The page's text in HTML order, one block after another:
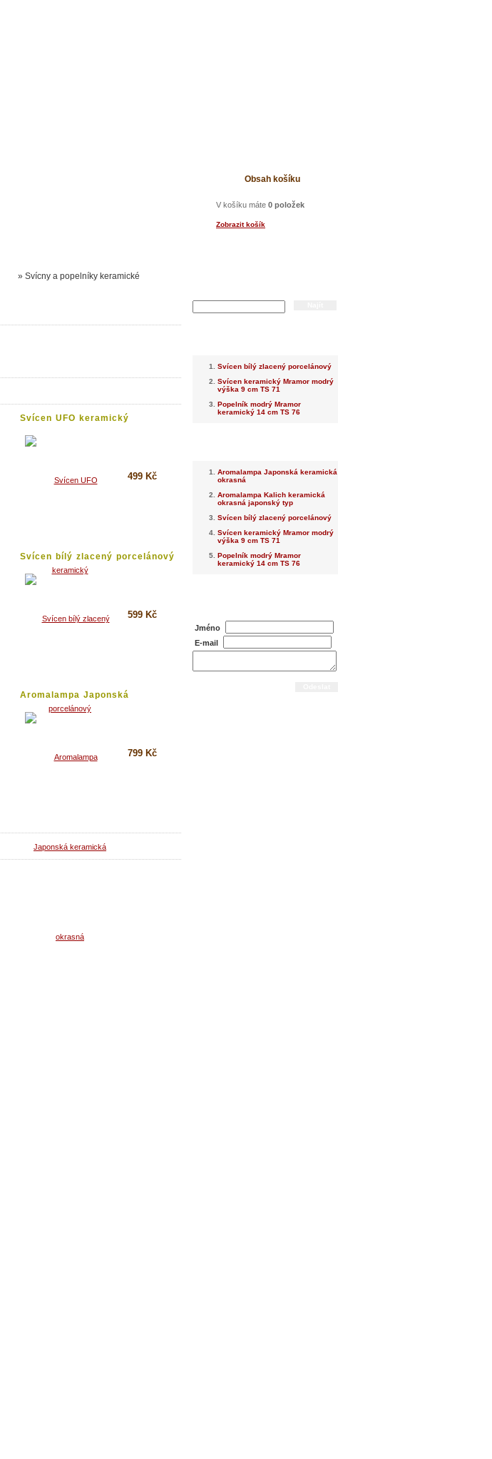
Obsah košíku
V košíku máte 0 položek
Zobrazit košík
» Svícny a popelníky keramické
Svícen UFO keramický
499 Kč
Svícen bílý zlacený porcelánový
599 Kč
Aromalampa Japonská
keramická...
799 Kč
Svícen bílý zlacený porcelánový
Svícen keramický Mramor modrý
výška 9 cm TS 71
Popelník modrý Mramor
keramický 14 cm TS 76
Aromalampa Japonská keramická
okrasná
Aromalampa Kalich keramická
okrasná japonský typ
Svícen bílý zlacený porcelánový
Svícen keramický Mramor modrý
výška 9 cm TS 71
Popelník modrý Mramor
keramický 14 cm TS 76
Jméno
E-mail